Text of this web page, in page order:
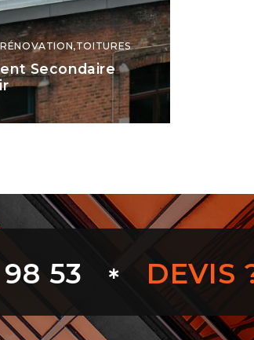
RÉNOVATION,TOITURES
Secondaire
53 DEVIS ?